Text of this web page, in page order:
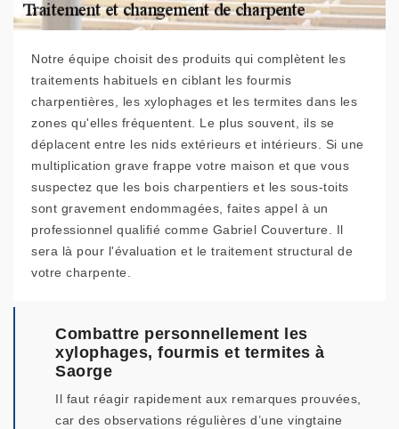
Notre équipe choisit des produits qui complètent les
traitements habituels en ciblant les fourmis
charpentières, les xylophages et les termites dans les
zones qu'elles fréquentent. Le plus souvent, ils se
déplacent entre les nids extérieurs et intérieurs. Si une
multiplication grave frappe votre maison et que vous
suspectez que les bois charpentiers et les sous-toits
sont gravement endommagées, faites appel à un
professionnel qualifié comme Gabriel Couverture. Il
sera là pour l'évaluation et le traitement structural de
votre charpente.
Combattre personnellement les
xylophages, fourmis et termites à
Saorge
Il faut réagir rapidement aux remarques prouvées,
car des observations régulières d’une vingtaine